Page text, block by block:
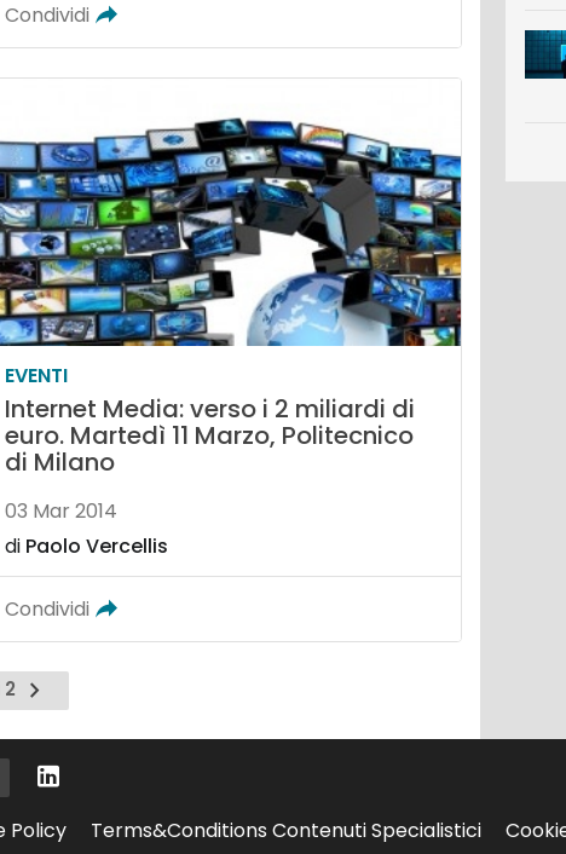
Condividi
EVENTI
Internet Media: verso i 2 miliardi di
euro. Martedì 11 Marzo, Politecnico
di Milano
03 Mar 2014
di Paolo Vercellis
Condividi
Pagina
successiva
Policy Terms&Conditions Contenuti Specialistici